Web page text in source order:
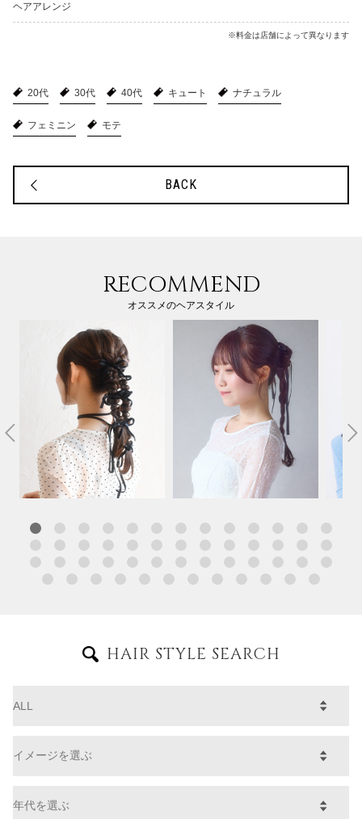
ヘアアレンジ
※料金は店舗によって異なります
20代 30代 40代 キュート ナチュラル
フェミニン モテ
BACK
RECOMMEND
オススメのヘアスタイル
HAIR STYLE SEARCH